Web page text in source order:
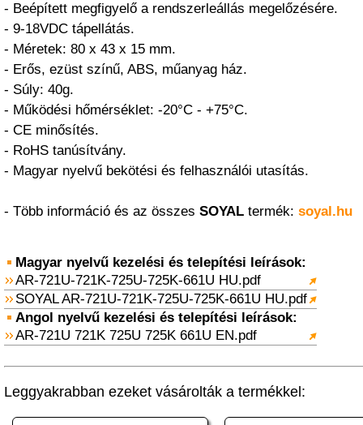
- Beépített megfigyelő a rendszerleállás megelőzésére.
- 9-18VDC tápellátás.
- Méretek: 80 x 43 x 15 mm.
- Erős, ezüst színű, ABS, műanyag ház.
- Súly: 40g.
- Működési hőmérséklet: -20°C - +75°C.
- CE minősítés.
- RoHS tanúsítvány.
- Magyar nyelvű bekötési és felhasználói utasítás.
- Több információ és az összes SOYAL termék: soyal.hu
Magyar nyelvű kezelési és telepítési leírások:
AR-721U-721K-725U-725K-661U HU.pdf
SOYAL AR-721U-721K-725U-725K-661U HU.pdf
Angol nyelvű kezelési és telepítési leírások:
AR-721U 721K 725U 725K 661U EN.pdf
Leggyakrabban ezeket vásárolták a termékkel: